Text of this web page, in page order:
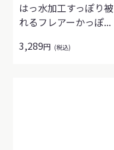
はっ水加工すっぽり被
れるフレアーかっぽ...
3,289円 (税込)